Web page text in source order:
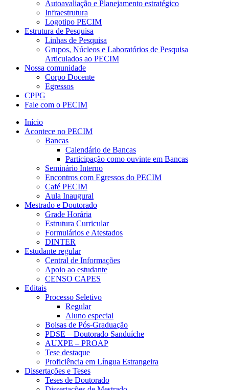
Autoavaliação e Planejamento estratégico
Infraestrutura
Logotipo PECIM
Estrutura de Pesquisa
Linhas de Pesquisa
Grupos, Núcleos e Laboratórios de Pesquisa
Articulados ao PECIM
Nossa comunidade
Corpo Docente
Egressos
CPPG
Fale com o PECIM
Início
Acontece no PECIM
Bancas
Calendário de Bancas
Participação como ouvinte em Bancas
Seminário Interno
Encontros com Egressos do PECIM
Café PECIM
Aula Inaugural
Mestrado e Doutorado
Grade Horária
Estrutura Curricular
Formulários e Atestados
DINTER
Estudante regular
Central de Informações
Apoio ao estudante
CENSO CAPES
Editais
Processo Seletivo
Regular
Aluno especial
Bolsas de Pós-Graduação
PDSE – Doutorado Sanduíche
AUXPE – PROAP
Tese destaque
Proficiência em Língua Estrangeira
Dissertações e Teses
Teses de Doutorado